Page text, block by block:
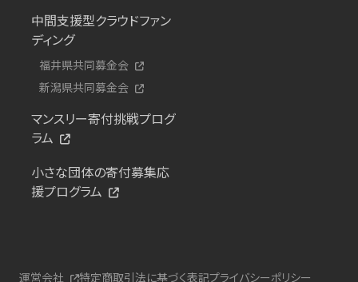
中間支援型クラウドファン
ディング
福井県共同募金会
新潟県共同募金会
マンスリー寄付挑戦プログ
ラム
小さな団体の寄付募集応
援プログラム
運営会社 特定商取引法に基づく表記プライバシーポリシー